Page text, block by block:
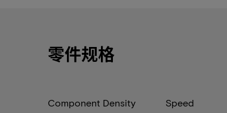
零件规格
Component Density Speed